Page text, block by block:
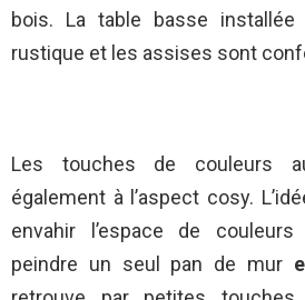
bois. La table basse
rustique et les assises sont
Les touches de couleurs
également à l’aspect cosy.
envahir l’espace de
peindre un seul pan de mur